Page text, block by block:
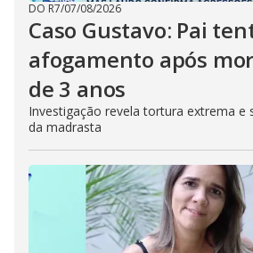
DO R7/07/08/2026
Caso Gustavo: Pai
afogamento após
de 3 anos
Investigação revela tortura extrema e
da madrasta